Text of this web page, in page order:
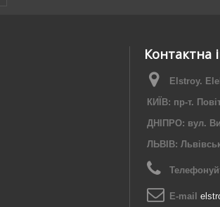
Контактна
Elstroy.
КИЇВ: пр-т.
ДНІПРО: вул.
ЛЬВІВ:
E-maіl